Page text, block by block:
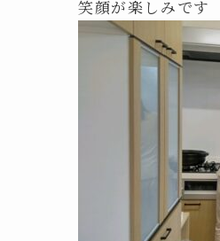
笑顔が楽しみです